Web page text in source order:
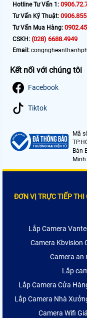
Hotline Tư Vấn 1:
Tư Vấn Kỹ Thuật:
Tư Vấn Mua Hàng:
CSKH: (028) 6688.4949
Email:
Kết nối với chúng tôi
Facebook
Tiktok
Mã
Bán
Minh
ĐƠN VỊ TRỰC TIẾP THI
Lắp Camera
Camera Kbvision
Camera an
Lắp
Lắp Camera Cửa
Lắp Camera Nhà
Camera Wifi